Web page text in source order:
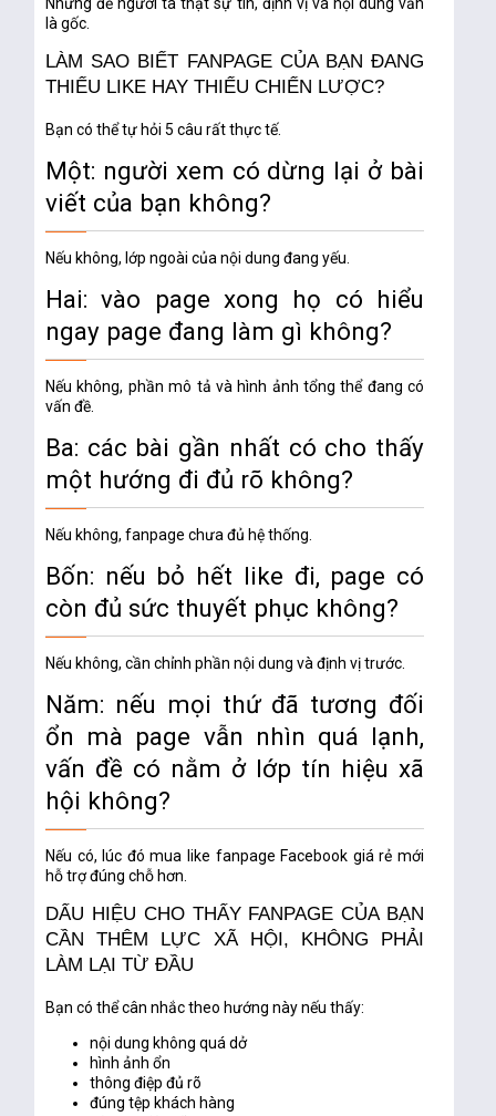
là gốc.
LÀM SAO BIẾT FANPAGE CỦA BẠN ĐANG
THIẾU LIKE HAY THIẾU CHIẾN LƯỢC?
Bạn có thể tự hỏi 5 câu rất thực tế.
Một: người xem có dừng lại ở bài
viết của bạn không?
Nếu không, lớp ngoài của nội dung đang yếu.
Hai: vào page xong họ có hiểu
ngay page đang làm gì không?
Nếu không, phần mô tả và hình ảnh tổng thể đang có
vấn đề.
Ba: các bài gần nhất có cho thấy
một hướng đi đủ rõ không?
Nếu không, fanpage chưa đủ hệ thống.
Bốn: nếu bỏ hết like đi, page có
còn đủ sức thuyết phục không?
Nếu không, cần chỉnh phần nội dung và định vị trước.
Năm: nếu mọi thứ đã tương đối
ổn mà page vẫn nhìn quá lạnh,
vấn đề có nằm ở lớp tín hiệu xã
hội không?
Nếu có, lúc đómua like fanpage Facebook giá rẻ mới
hỗ trợ đúng chỗ hơn.
DẤU HIỆU CHO THẤY FANPAGE CỦA BẠN
CẦN THÊM LỰC XÃ HỘI, KHÔNG PHẢI
LÀM LẠI TỪ ĐẦU
Bạn có thể cân nhắc theo hướng này nếu thấy:
nội dung không quá dở
hình ảnh ổn
thông điệp đủ rõ
đúng tệp khách hàng